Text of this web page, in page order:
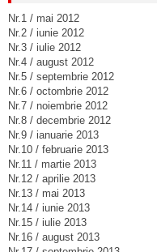
Nr.1 / mai 2012
Nr.2 / iunie 2012
Nr.3 / iulie 2012
Nr.4 / august 2012
Nr.5 / septembrie 2012
Nr.6 / octombrie 2012
Nr.7 / noiembrie 2012
Nr.8 / decembrie 2012
Nr.9 / ianuarie 2013
Nr.10 / februarie 2013
Nr.11 / martie 2013
Nr.12 / aprilie 2013
Nr.13 / mai 2013
Nr.14 / iunie 2013
Nr.15 / iulie 2013
Nr.16 / august 2013